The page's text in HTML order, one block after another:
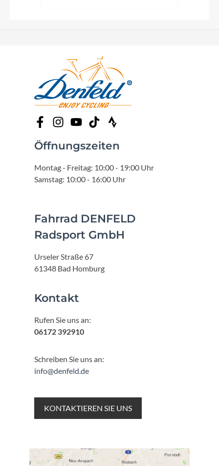
Öffnungszeiten
Montag - Freitag: 10:00 - 19:00 Uhr
Samstag: 10:00 - 16:00 Uhr
Fahrrad DENFELD
Radsport GmbH
Urseler Straße 67
61348 Bad Homburg
Kontakt
Rufen Sie uns an:
06172 392910
Schreiben Sie uns an:
info@denfeld.de
KONTAKTIEREN SIE UNS